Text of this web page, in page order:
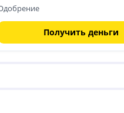
Получить деньги